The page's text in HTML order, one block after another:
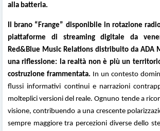
alla batteria.
Il brano “Frange” disponibile in rotazione
piattaforme di streaming digitale da
Red&Blue Music Relations distribuito da ADA
una riflessione: la realtà non è più un
costruzione frammentata. In un contesto
flussi informativi continui e narrazioni
molteplici versioni del reale. Ognuno tende a
visione, contribuendo a una crescente
sempre maggiore tra percezioni diverse dello